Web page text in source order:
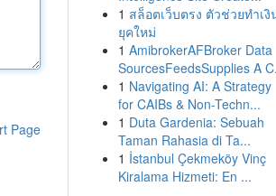
Page
1 สล็อตเว็บตรง ตัวช่วยทำเงิ
ยุคใหม่
1 AmibrokerAFBroker Data
SourcesFeedsSupplies A
1 Navigating AI: A Strategy
for CAIBs & Non-Techn...
1 Duta Gardenia: Sebuah
Taman Rahasia di Ta...
1 İstanbul Çekmeköy Vinç
Kiralama Hizmeti: En ...